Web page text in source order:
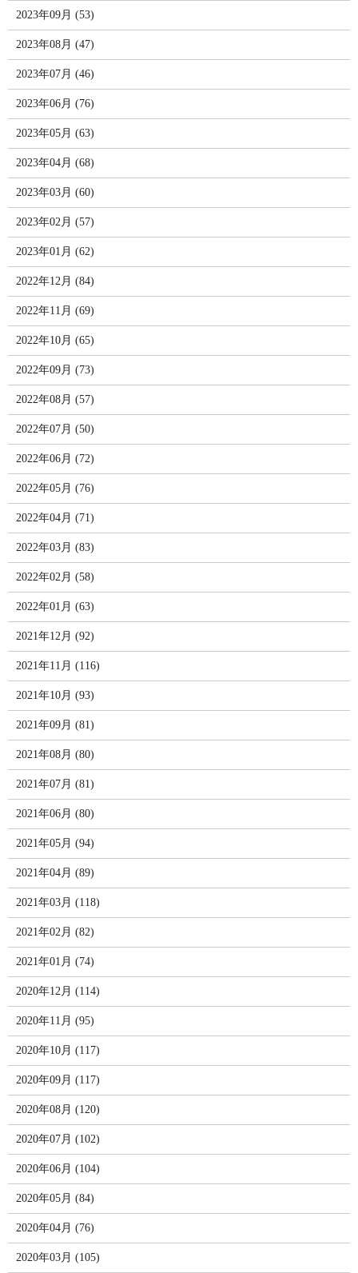
2023年09月 (53)
2023年08月 (47)
2023年07月 (46)
2023年06月 (76)
2023年05月 (63)
2023年04月 (68)
2023年03月 (60)
2023年02月 (57)
2023年01月 (62)
2022年12月 (84)
2022年11月 (69)
2022年10月 (65)
2022年09月 (73)
2022年08月 (57)
2022年07月 (50)
2022年06月 (72)
2022年05月 (76)
2022年04月 (71)
2022年03月 (83)
2022年02月 (58)
2022年01月 (63)
2021年12月 (92)
2021年11月 (116)
2021年10月 (93)
2021年09月 (81)
2021年08月 (80)
2021年07月 (81)
2021年06月 (80)
2021年05月 (94)
2021年04月 (89)
2021年03月 (118)
2021年02月 (82)
2021年01月 (74)
2020年12月 (114)
2020年11月 (95)
2020年10月 (117)
2020年09月 (117)
2020年08月 (120)
2020年07月 (102)
2020年06月 (104)
2020年05月 (84)
2020年04月 (76)
2020年03月 (105)